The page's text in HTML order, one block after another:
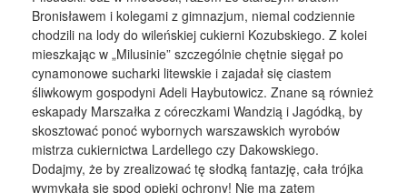
Bronisławem i kolegami z gimnazjum, niemal codziennie
chodzili na lody do wileńskiej cukierni Kozubskiego. Z kolei
mieszkając w „Milusinie” szczególnie chętnie sięgał po
cynamonowe sucharki litewskie i zajadał się ciastem
śliwkowym gospodyni Adeli Haybutowicz. Znane są również
eskapady Marszałka z córeczkami Wandzią i Jagódką, by
skosztować ponoć wybornych warszawskich wyrobów
mistrza cukiernictwa Lardellego czy Dakowskiego.
Dodajmy, że by zrealizować tę słodką fantazję, cała trójka
wymykała się spod opieki ochrony! Nie ma zatem